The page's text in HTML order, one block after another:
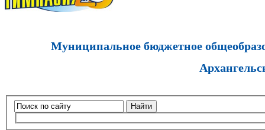
Муниципальное бюджетное
Найти